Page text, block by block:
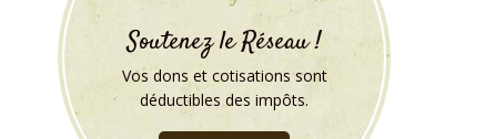
Soutenez le Réseau !
Vos dons et cotisations sont
déductibles des impôts.